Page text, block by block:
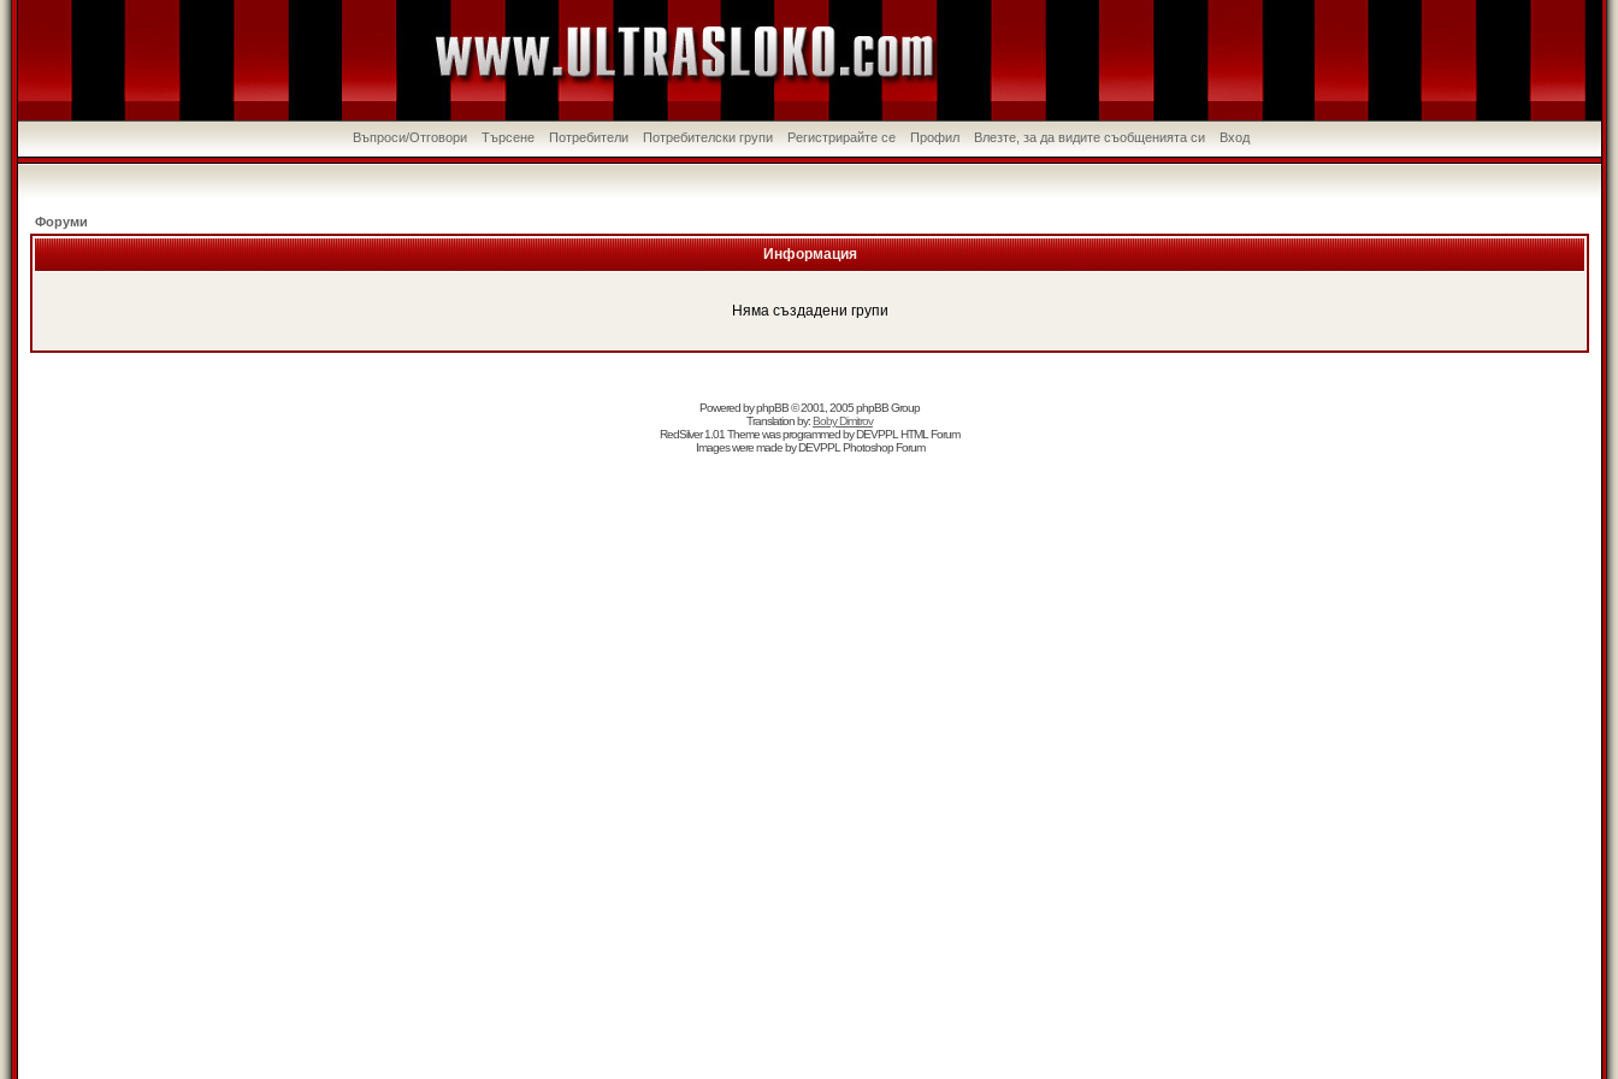
Въпроси/Отговори Търсене Потребители Потребителски групи Регистрирайте се Профил Влезте, за да видите съобщенията си Вход
Форуми
Информация
Няма създадени групи
Powered byphpBB© 2001, 2005 phpBB Group
Translation by:Boby Dimitrov
RedSilver 1.01 Theme was programmed byDEVPPL HTML Forum
Images were made byDEVPPL Photoshop Forum